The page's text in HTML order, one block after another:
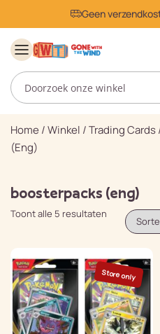
Geen
Home /Winkel /Trading Cards
(eng)
boosterpacks (eng)
Toont alle 5 resultaten